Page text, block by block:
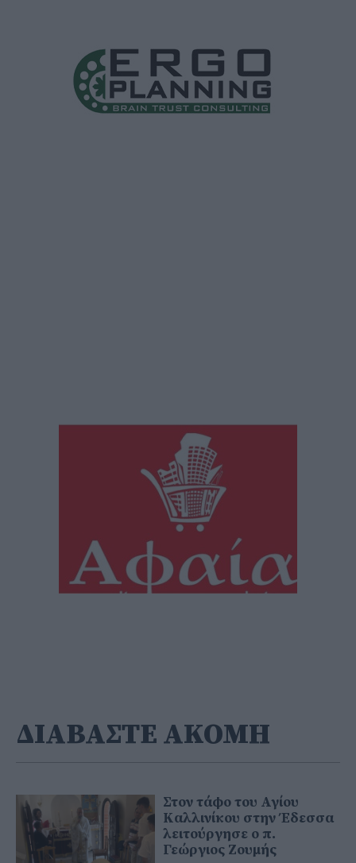
ΔΙΑΒΑΣΤΕ ΑΚΟΜΗ
Στον τάφο του Αγίου
Καλλινίκου στην Έδεσσα
λειτούργησε ο π.
Γεώργιος Ζουμής